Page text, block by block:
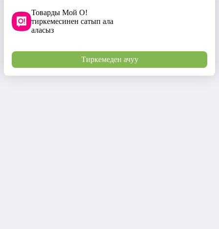
Товарды Мой О!
тиркемесинен сатып ала
аласыз
Тиркемеден ачуу